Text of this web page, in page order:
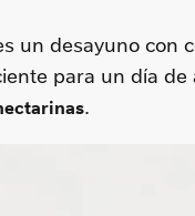
un desayuno con
para un día de
.